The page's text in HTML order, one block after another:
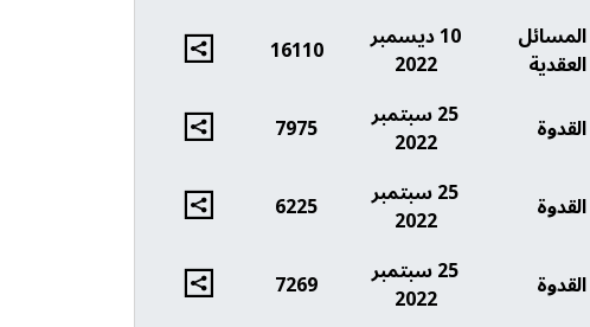
المسائل
العقدية
10 ديسمبر
2022
16110
القدوة 25 سبتمبر
2022
7975
القدوة 25 سبتمبر
2022
6225
القدوة 25 سبتمبر
2022
7269